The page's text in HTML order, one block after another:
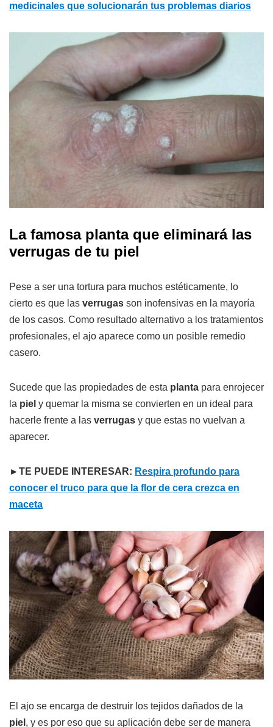
medicinales que solucionarán tus problemas diarios
La famosa planta que eliminará las
verrugas de tu piel
Pese a ser una tortura para muchos estéticamente, lo
cierto es que las verrugas son inofensivas en la mayoría
de los casos. Como resultado alternativo a los tratamientos
profesionales, el ajo aparece como un posible remedio
casero.
Sucede que las propiedades de esta planta para enrojecer
la piel y quemar la misma se convierten en un ideal para
hacerle frente a las verrugas y que estas no vuelvan a
aparecer.
►TE PUEDE INTERESAR: Respira profundo para
conocer el truco para que la flor de cera crezca en
maceta
El ajo se encarga de destruir los tejidos dañados de la
piel , y es por eso que su aplicación debe ser de manera